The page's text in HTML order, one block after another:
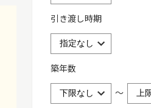
引き渡し時期
築年数
～